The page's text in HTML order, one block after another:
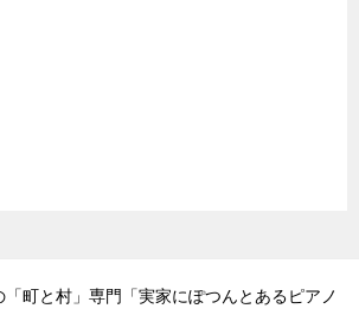
町と村」専門「実家にぽつんとあるピアノ